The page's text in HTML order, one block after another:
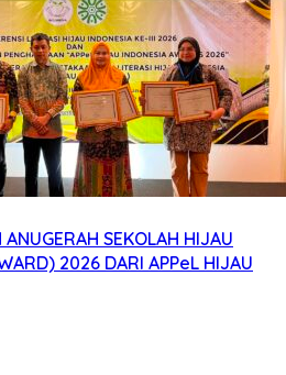
ANUGERAH SEKOLAH HIJAU
2026 DARI APPeL HIJAU